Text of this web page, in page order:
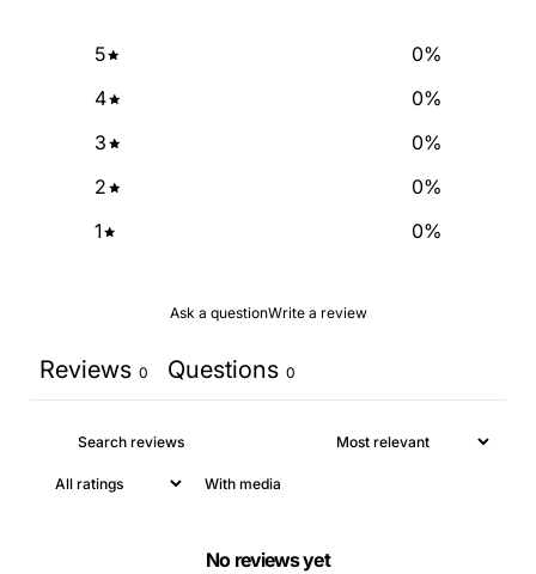
5 0%
4
0%
3
0%
2
0%
1
0%
Ask a questionWrite a review
Reviews 0 Questions 0
With media
No reviews yet